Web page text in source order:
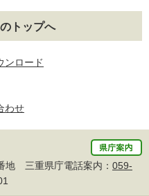
トップへ
ンロード
わせ
地 三重県庁電話案内： 059-